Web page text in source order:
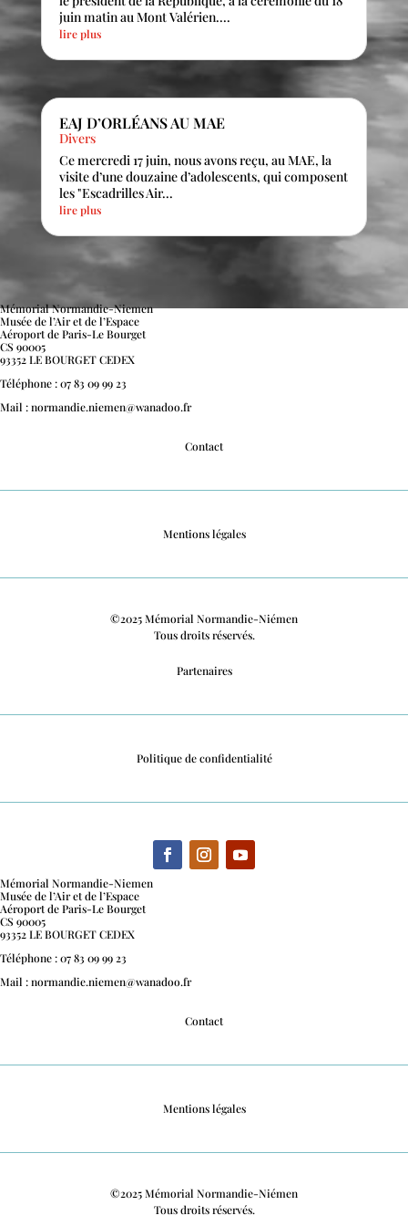
juin matin au Mont Valérien....
lire plus
EAJ D’ORLÉANS AU MAE
Divers
Ce mercredi 17 juin, nous avons reçu, au MAE, la
visite d’une douzaine d’adolescents, qui composent
les "Escadrilles Air...
lire plus
Mémorial Normandie-Niemen
Musée de l’Air et de l’Espace
Aéroport de Paris-Le Bourget
CS 90005
93352 LE BOURGET CEDEX
Téléphone : 07 83 09 99 23
Mail : normandie.niemen@wanadoo.fr
Contact
Mentions légales
©2025 Mémorial Normandie-Niémen
Tous droits réservés.
Partenaires
Politique de confidentialité
Mémorial Normandie-Niemen
Musée de l’Air et de l’Espace
Aéroport de Paris-Le Bourget
CS 90005
93352 LE BOURGET CEDEX
Téléphone : 07 83 09 99 23
Mail : normandie.niemen@wanadoo.fr
Contact
Mentions légales
©2025 Mémorial Normandie-Niémen
Tous droits réservés.